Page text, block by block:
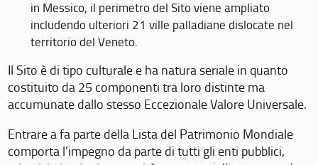
in Messico, il perimetro del Sito viene ampliato
includendo ulteriori 21 ville palladiane dislocate nel
territorio del Veneto.
Il Sito è di tipo culturale e ha natura seriale in quanto
costituito da 25 componenti tra loro distinte ma
accumunate dallo stesso Eccezionale Valore Universale.
Entrare a fa parte della Lista del Patrimonio Mondiale
comporta l’impegno da parte di tutti gli enti pubblici,